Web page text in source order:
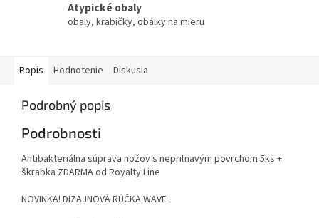
Atypické obaly
obaly, krabičky, obálky na mieru
Popis Hodnotenie Diskusia
Podrobný popis
Podrobnosti
Antibakteriálna súprava nožov s nepriľnavým povrchom 5ks +
škrabka ZDARMA od Royalty Line
NOVINKA! DIZAJNOVÁ RÚČKA WAVE